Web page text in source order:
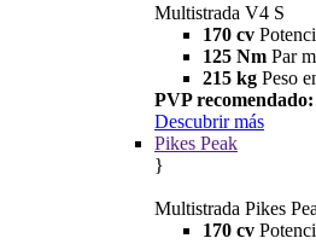
Multistrada V4 S
170 cv
125 Nm Par
215 kg Peso
PVP
Descubrir más
Pikes Peak
}
Multistrada Pikes
170 cv